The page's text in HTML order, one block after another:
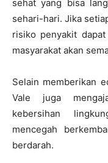
sehat yang bisa
sehari-hari. Jika
risiko penyakit
masyarakat akan
Selain memberikan
Vale juga
kebersihan
mencegah
berdarah.